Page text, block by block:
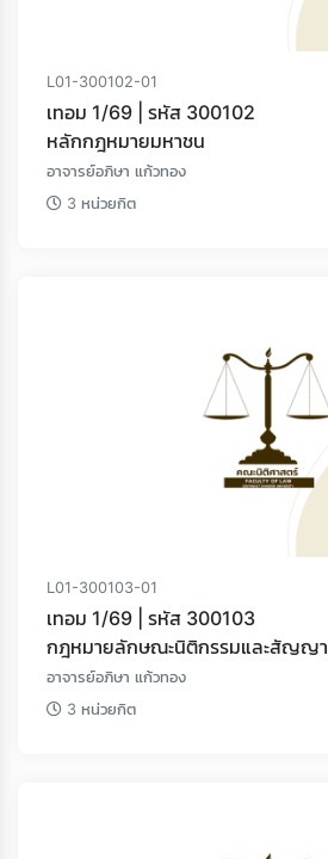
L01-300102-01
เทอม 1/69 | รหัส 300102
หลักกฎหมายมหาชน
อาจารย์อภิษา แก้วทอง
3 หน่วยกิต
L01-300103-01
เทอม 1/69 | รหัส 300103
กฎหมายลักษณะนิติกรรมและสัญญา
อาจารย์อภิษา แก้วทอง
3 หน่วยกิต